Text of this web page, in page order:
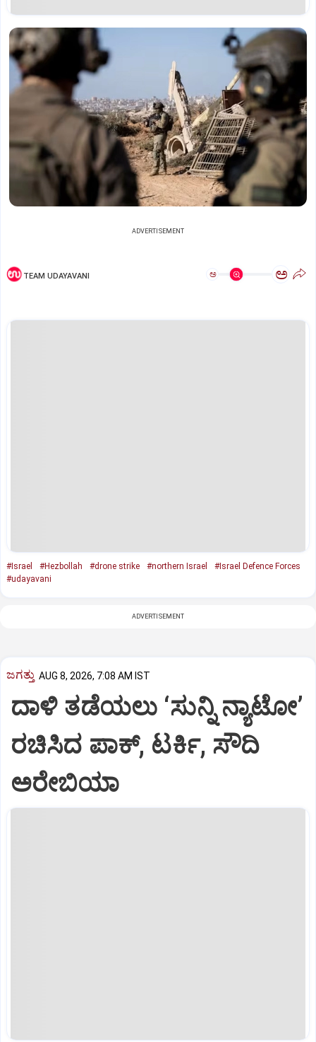
ADVERTISEMENT
TEAM UDAYAVANI ಅ ಅ
#Israel #Hezbollah #drone strike #northern Israel
#Israel Defence Forces
#udayavani
ADVERTISEMENT
ಜಗತ್ತು AUG 8, 2026, 7:08 AM IST
ದಾಳಿ ತಡೆಯಲು ‘ಸುನ್ನಿ ನ್ಯಾಟೋ’
ರಚಿಸಿದ ಪಾಕ್‌, ಟರ್ಕಿ, ಸೌದಿ
ಅರೇಬಿಯಾ